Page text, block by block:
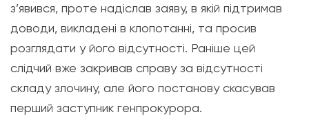
з’явився, проте надіслав заяву, в якій підтримав
доводи, викладені в клопотанні, та просив
розглядати у його відсутності. Раніше цей
слідчий вже закривав справу за відсутності
складу злочину, але його постанову скасував
перший заступник генпрокурора.